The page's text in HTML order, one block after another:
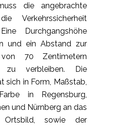
die angebrachte
Verkehrssicherheit
Durchgangshöhe
und ein Abstand zur
von 70 Zentimetern
zu verbleiben. Die
sich in Form, Maßstab,
in Regensburg,
und Nürnberg an das
sowie der